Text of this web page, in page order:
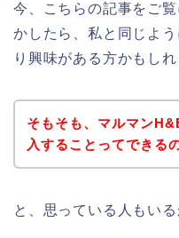
今、こちらの記事をご
かしたら、私と同じよ
り興味がある方かもし
そもそも、マルマン
入することってできる
と、思っている人もいる